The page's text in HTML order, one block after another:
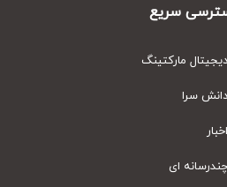
سریع
مارکتینگ
سرا
ای